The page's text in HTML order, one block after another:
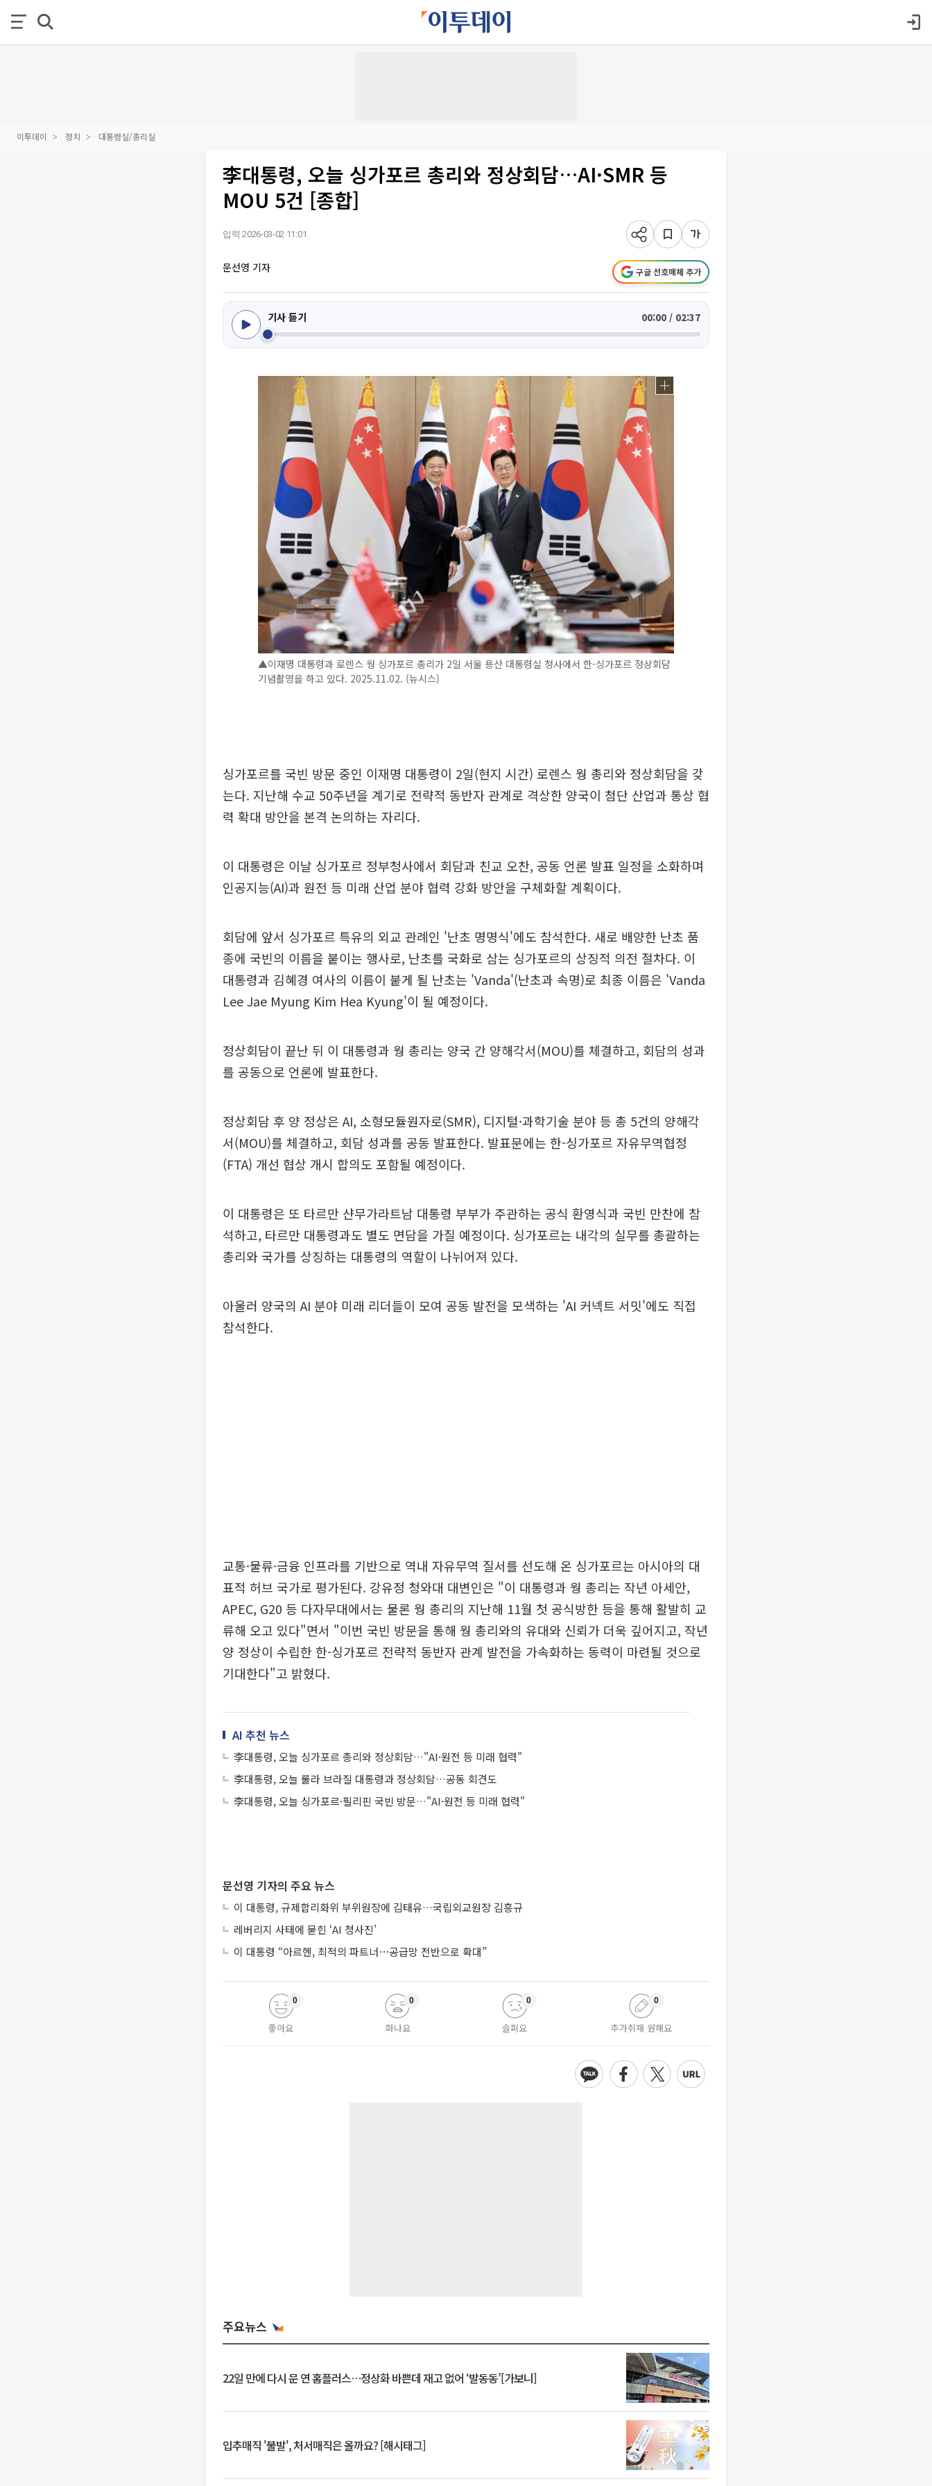
이투데이 정치 대통령실/총리실
李대통령, 오늘 싱가포르 총리와 정상회담…AI·SMR 등
MOU 5건 [종합]
입력 2026-03-02 11:01
문선영 기자 구글 선호매체 추가
기사 듣기 00:00 / 02:37
▲이재명 대통령과 로렌스 웡 싱가포르 총리가 2일 서울 용산 대통령실 청사에서 한-싱가포르 정상회담
기념촬영을 하고 있다. 2025.11.02. (뉴시스)
싱가포르를 국빈 방문 중인 이재명 대통령이 2일(현지 시간) 로렌스 웡 총리와 정상회담을 갖
는다. 지난해 수교 50주년을 계기로 전략적 동반자 관계로 격상한 양국이 첨단 산업과 통상 협
력 확대 방안을 본격 논의하는 자리다.
이 대통령은 이날 싱가포르 정부청사에서 회담과 친교 오찬, 공동 언론 발표 일정을 소화하며
인공지능(AI)과 원전 등 미래 산업 분야 협력 강화 방안을 구체화할 계획이다.
회담에 앞서 싱가포르 특유의 외교 관례인 '난초 명명식'에도 참석한다. 새로 배양한 난초 품
종에 국빈의 이름을 붙이는 행사로, 난초를 국화로 삼는 싱가포르의 상징적 의전 절차다. 이
대통령과 김혜경 여사의 이름이 붙게 될 난초는 'Vanda'(난초과 속명)로 최종 이름은 'Vanda
Lee Jae Myung Kim Hea Kyung'이 될 예정이다.
정상회담이 끝난 뒤 이 대통령과 웡 총리는 양국 간 양해각서(MOU)를 체결하고, 회담의 성과
를 공동으로 언론에 발표한다.
정상회담 후 양 정상은 AI, 소형모듈원자로(SMR), 디지털·과학기술 분야 등 총 5건의 양해각
서(MOU)를 체결하고, 회담 성과를 공동 발표한다. 발표문에는 한-싱가포르 자유무역협정
(FTA) 개선 협상 개시 합의도 포함될 예정이다.
이 대통령은 또 타르만 샨무가라트남 대통령 부부가 주관하는 공식 환영식과 국빈 만찬에 참
석하고, 타르만 대통령과도 별도 면담을 가질 예정이다. 싱가포르는 내각의 실무를 총괄하는
총리와 국가를 상징하는 대통령의 역할이 나뉘어져 있다.
아울러 양국의 AI 분야 미래 리더들이 모여 공동 발전을 모색하는 'AI 커넥트 서밋'에도 직접
참석한다.
교통·물류·금융 인프라를 기반으로 역내 자유무역 질서를 선도해 온 싱가포르는 아시아의 대
표적 허브 국가로 평가된다. 강유정 청와대 대변인은 "이 대통령과 웡 총리는 작년 아세안,
APEC, G20 등 다자무대에서는 물론 웡 총리의 지난해 11월 첫 공식방한 등을 통해 활발히 교
류해 오고 있다"면서 "이번 국빈 방문을 통해 웡 총리와의 유대와 신뢰가 더욱 깊어지고, 작년
양 정상이 수립한 한-싱가포르 전략적 동반자 관계 발전을 가속화하는 동력이 마련될 것으로
기대한다"고 밝혔다.
AI 추천 뉴스
李대통령, 오늘 싱가포르 총리와 정상회담…"AI·원전 등 미래 협력"
李대통령, 오늘 룰라 브라질 대통령과 정상회담…공동 회견도
李대통령, 오늘 싱가포르·필리핀 국빈 방문…"AI·원전 등 미래 협력"
문선영 기자의 주요 뉴스
이 대통령, 규제합리화위 부위원장에 김태유…국립외교원장 김흥규
레버리지 사태에 묻힌 ‘AI 청사진’
이 대통령 “아르헨, 최적의 파트너⋯공급망 전반으로 확대”
좋아요
0
화나요
0
슬퍼요
0
추가취재 원해요
0
주요뉴스
22일 만에 다시 문 연 홈플러스…정상화 바쁜데 재고 없어 ‘발동동’[가보니]
입추매직 '불발', 처서매직은 올까요? [해시태그]